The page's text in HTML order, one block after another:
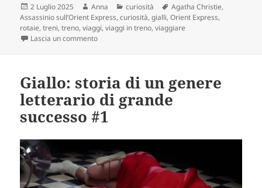
Scritto
il
2 Luglio 2025 Autore
Anna Categorie
curiosità Tag
Agatha Christie,
Assassinio sull’Orient Express,curiosità,gialli,Orient Express,
rotaie,treni,treno,viaggi,viaggi in treno,viaggiare
Lascia un commentosu Sì, viaggiare, ma sull’Orient Express
Giallo: storia di un genere
letterario di grande
successo #1